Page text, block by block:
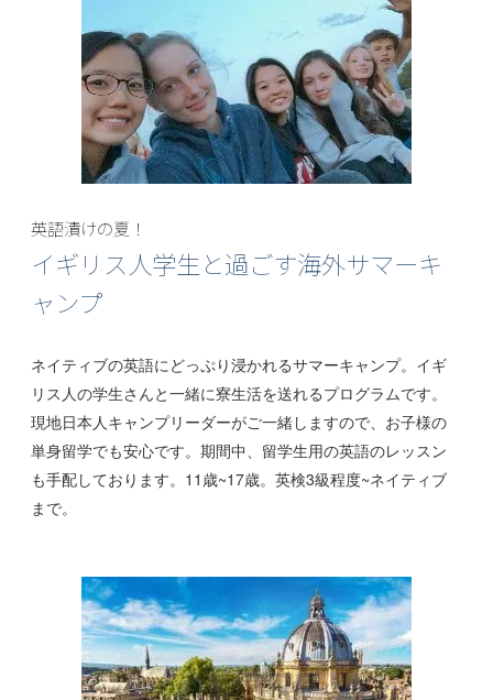
英語漬けの夏！
イギリス人学生と過ごす海外サマーキ
ャンプ
ネイティブの英語にどっぷり浸かれるサマーキャンプ。イギ
リス人の学生さんと一緒に寮生活を送れるプログラムです。
現地日本人キャンプリーダーがご一緒しますので、お子様の
単身留学でも安心です。期間中、留学生用の英語のレッスン
も手配しております。11歳~17歳。英検3級程度~ネイティブ
まで。